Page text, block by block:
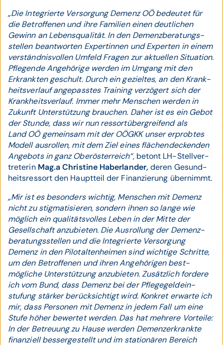
„Die Integrierte Versorgung Demenz OÖ bedeutet für
die Betrof­fenen und ihre Familien einen deut­lichen
Gewinn an Lebens­qualität. In den Demenz­beratungs­
stellen beant­worten Exper­tinnen und Experten in einem
ver­ständ­nis­vollen Umfeld Fragen zur aktu­ellen Situa­tion.
Pfle­gende Ange­hörige werden im Umgang mit den
Erkrankten geschult. Durch ein geziel­tes, an den Krank­
heits­ver­lauf ange­passtes Training ver­zögert sich der
Krank­heits­verlauf. Immer mehr Menschen werden in
Zukunft Unter­stützung brauchen. Daher ist es ein Gebot
der Stunde, dass wir nun ressort­über­greifend als
Land OÖ gemeinsam mit der OÖGKK unser erprobtes
Modell ausrollen, mit dem Ziel eines flächen­deckenden
Ange­bots in ganz Ober­öster­reich“, betont LH-Stell­ver­
treterin Mag.a Christine Haberlander,deren Gesund­
heits­ressort den Haupt­teil der Finanzierung übernimmt.
„Mir ist es besonders wichtig, Menschen mit Demenz
nicht zu stigma­tisieren, sondern ihnen so lange wie
möglich ein quali­täts­volles Leben in der Mitte der
Gesell­schaft anzu­bieten. Die Aus­rollung der Demenz­
beratungs­stellen und die Inte­grierte Ver­sorgung
Demenz in den Pilot­alten­heimen sind wichtige Schritte,
um den Betrof­fenen und ihren Ange­hörigen best­
mögliche Unter­stützung anzu­bieten. Zusätz­lich fordere
ich vom Bund, dass Demenz bei der Pflege­geld­ein­
stufung stärker berück­sichtigt wird. Konkret erwarte ich
mir, dass Personen mit Demenz in jedem Fall um eine
Stufe höher bewertet werden. Das hat mehrere Vorteile:
In der Betreu­ung zu Hause werden Demenz­erkrankte
finan­ziell besser­gestellt und im statio­nären Bereich